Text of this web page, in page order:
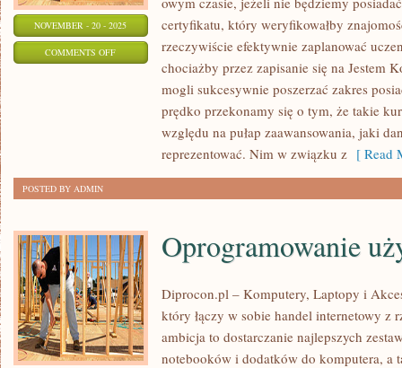
NOVEMBER - 20 - 2025
COMMENTS OFFON
certyfikatu, który weryfikowałby
rzeczywiście efektywnie zaplanować
chociażby przez zapisanie się na Jestem
mogli sukcesywnie poszerzać zakres
prędko przekonamy się o tym, że takie
względu na pułap zaawansowania, jaki
reprezentować. Nim w związku z [ Read
POSTED BY ADMIN
Oprogramowanie
Diprocon.pl – Komputery, Laptopy i
który łączy w sobie handel internetowy z
ambicja to dostarczanie najlepszych
notebooków i dodatków do komputera, a